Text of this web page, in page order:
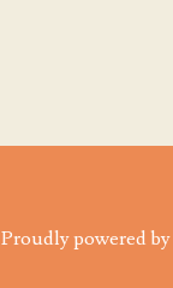
Proudly powered by